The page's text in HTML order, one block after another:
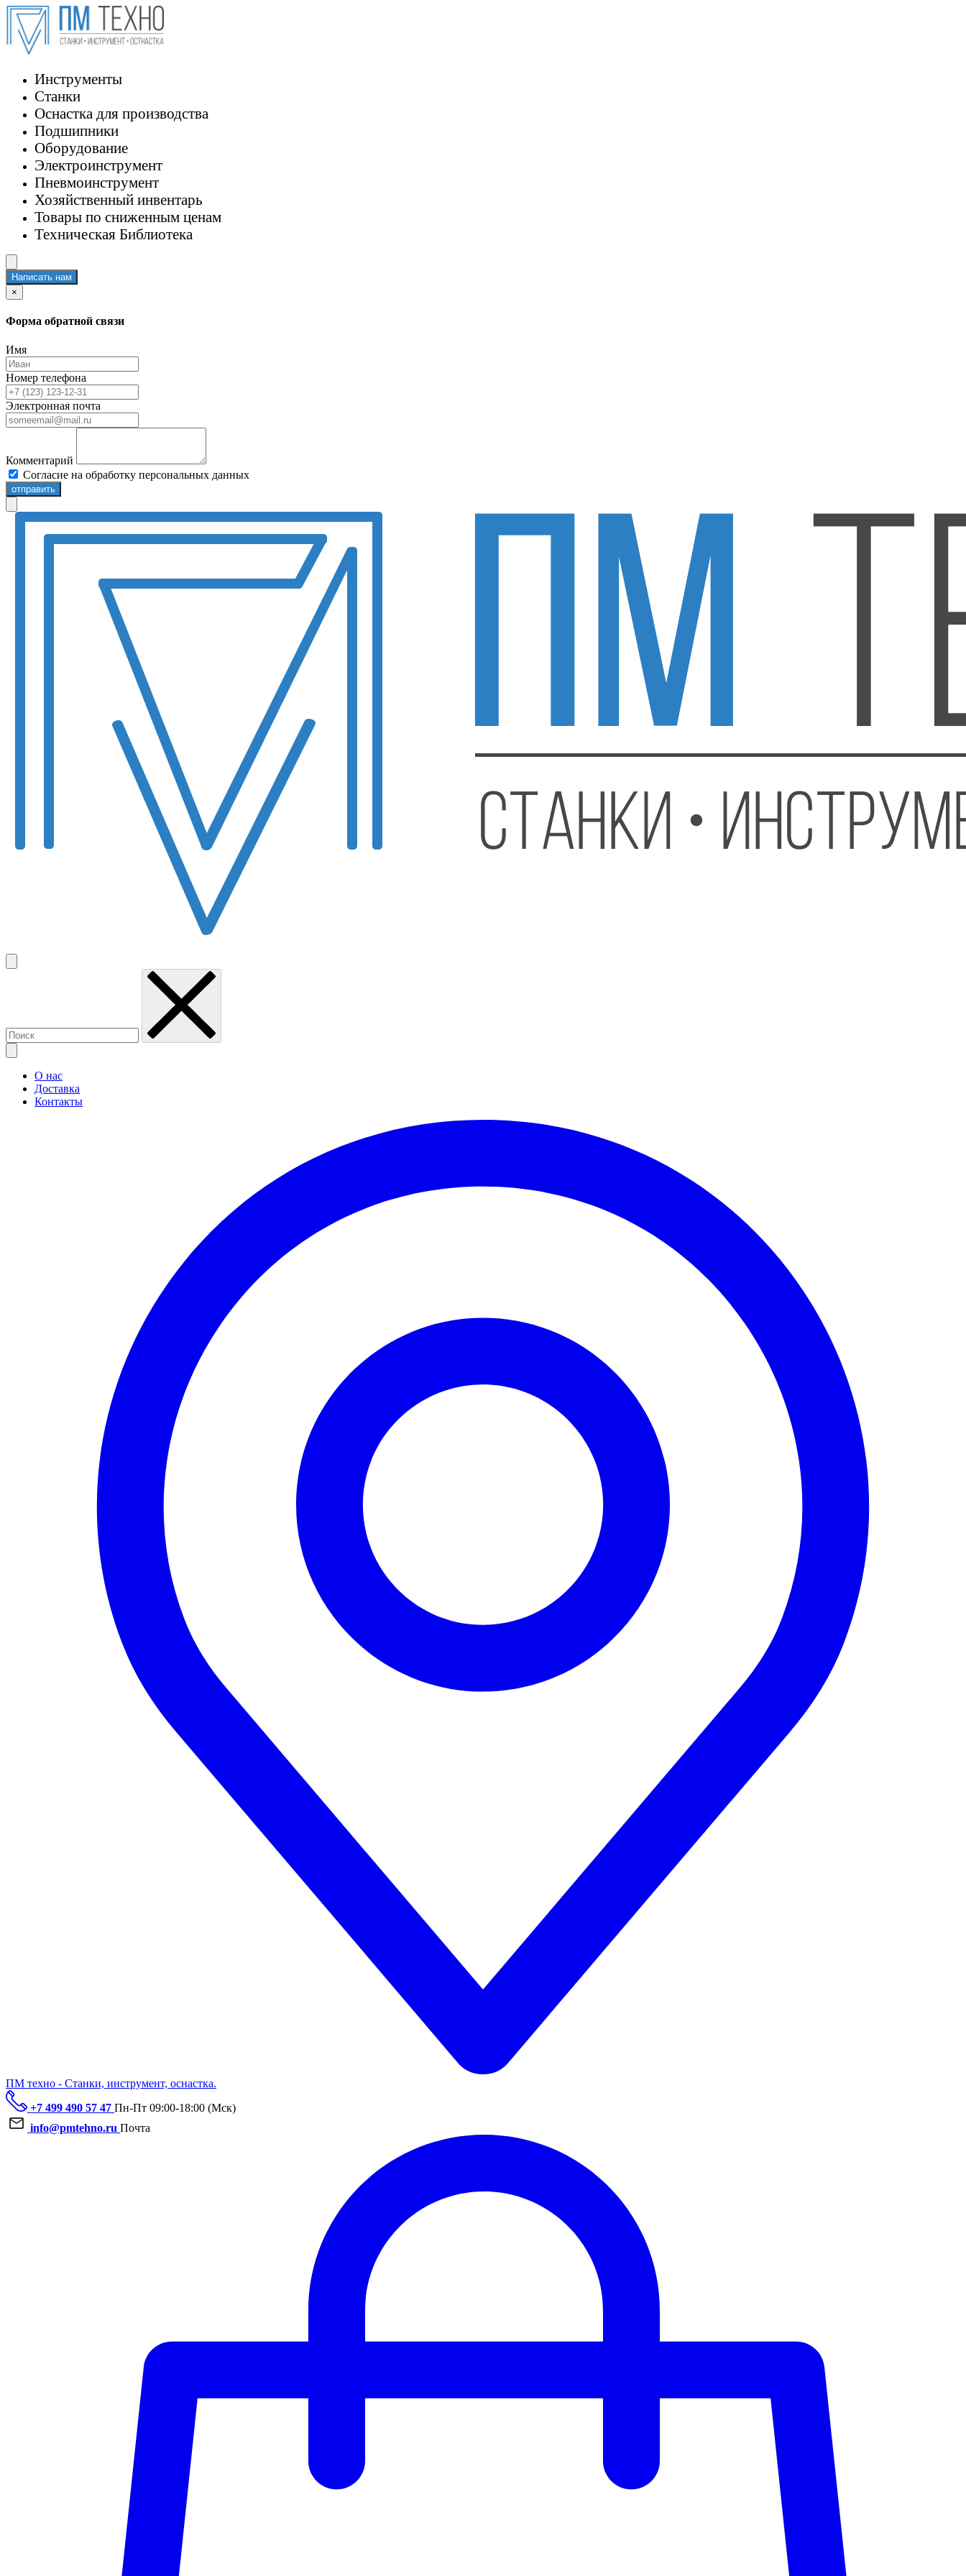
Инструменты
Станки
Оснастка для производства
Подшипники
Оборудование
Электроинструмент
Пневмоинструмент
Хозяйственный инвентарь
Товары по сниженным ценам
Техническая Библиотека
Написать нам
×
Форма обратной связи
Имя
Номер телефона
Электронная почта
Комментарий
Согласие на обработку персональных данных
отправить
О нас
Доставка
Контакты
ПМ техно - Станки, инструмент, оснастка.
+7 499 490 57 47 Пн-Пт 09:00-18:00 (Мск)
info@pmtehno.ru Почта